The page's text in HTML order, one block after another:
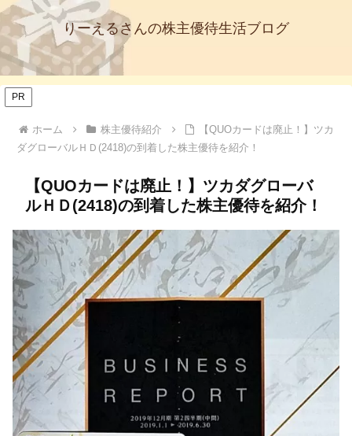
りーえるさんの株主優待生活ブログ
PR
ホーム 株主優待紹介
【QUOカードは廃止！】ツカ
ダグローバルＨＤ(2418)の到着した株主優待を紹介！
【QUOカードは廃止！】ツカダグローバ
ルＨＤ(2418)の到着した株主優待を紹介！